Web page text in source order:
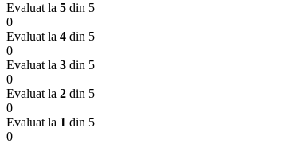
Evaluat la 5 din 5
0
Evaluat la 4 din 5
0
Evaluat la 3 din 5
0
Evaluat la 2 din 5
0
Evaluat la 1 din 5
0